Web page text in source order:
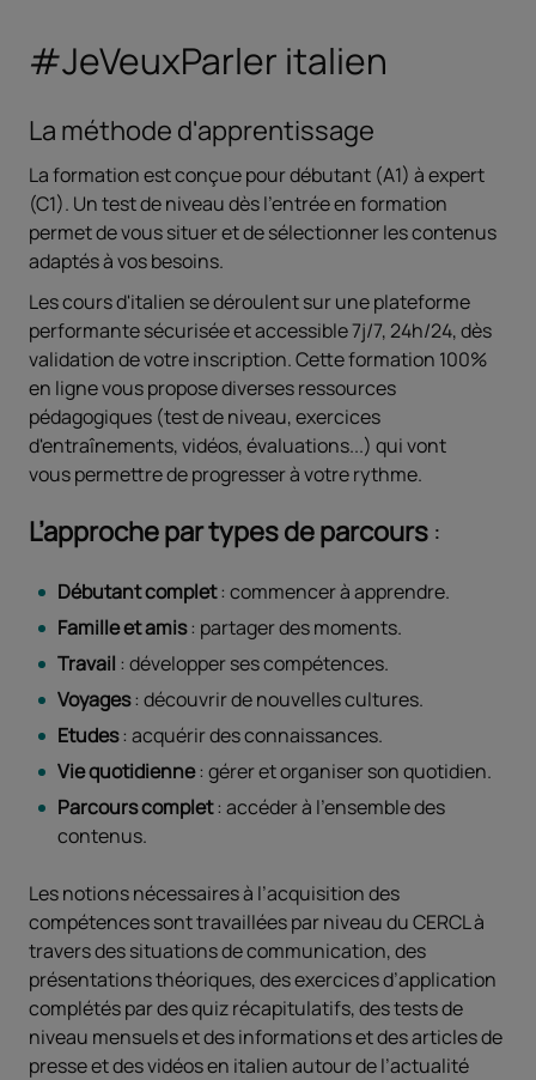
#JeVeuxParler italien
La méthode d'apprentissage
La formation est conçue pour débutant (A1) à expert
(C1). Un test de niveau dès l’entrée en formation
permet de vous situer et de sélectionner les contenus
adaptés à vos besoins.
Les cours d'italien se déroulent sur une plateforme
performante sécurisée et accessible 7j/7, 24h/24, dès
validation de votre inscription. Cette formation 100%
en ligne vous propose diverses ressources
pédagogiques (test de niveau, exercices
d'entraînements, vidéos, évaluations...) qui vont
vous permettre de progresser à votre rythme.
L’approche par types de parcours :
Débutant complet: commencer à apprendre.
Famille et amis: partager des moments.
Travail : développer ses compétences.
Voyages: découvrir de nouvelles cultures.
Etudes: acquérir des connaissances.
Vie quotidienne: gérer et organiser son quotidien.
Parcours complet: accéder à l'ensemble des
contenus.
Les notions nécessaires à l’acquisition des
compétences sont travaillées par niveau du CERCL à
travers des situations de communication, des
présentations théoriques, des exercices d’application
complétés par des quiz récapitulatifs, des tests de
niveau mensuels et des informations et des articles de
presse et des vidéos en italien autour de l’actualité